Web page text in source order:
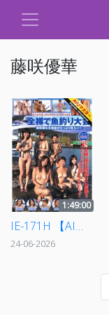
藤咲優華
1:49:00
IE-171H 【AIリマスター】全裸で魚釣り大会
24-06-2026